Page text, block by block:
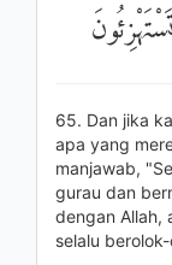
65. Dan jika
apa yang
manjawab,
gurau dan
dengan Allah,
selalu